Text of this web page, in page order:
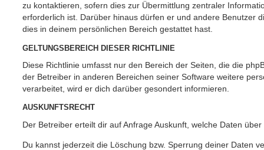
zu kontaktieren, sofern dies zur Übermittlung zentraler
erforderlich ist. Darüber hinaus dürfen er und andere Benutzer
dies in deinem persönlichen Bereich gestattet hast.
GELTUNGSBEREICH DIESER RICHTLINIE
Diese Richtlinie umfasst nur den Bereich der Seiten, die die
der Betreiber in anderen Bereichen seiner Software weitere
verarbeitet, wird er dich darüber gesondert informieren.
AUSKUNFTSRECHT
Der Betreiber erteilt dir auf Anfrage Auskunft, welche Daten
Du kannst jederzeit die Löschung bzw. Sperrung deiner Daten